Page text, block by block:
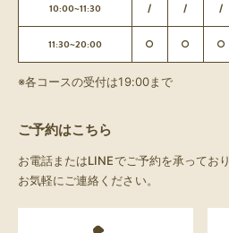
10:00~11:30 / / /
11:30~20:00 ○ ○ ○
※各コースの受付は19:00まで
ご予約はこちら
お電話またはLINEでご予約を承っており
お気軽にご連絡ください。